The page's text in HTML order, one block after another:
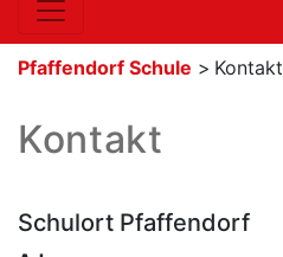
Pfaffendorf Schule > Kontakt
Kontakt
Schulort Pfaffendorf